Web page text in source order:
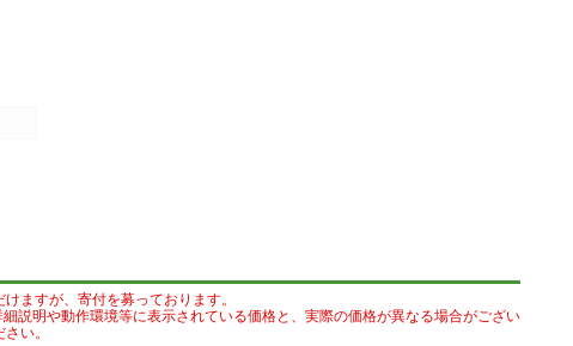
ますが、寄付を募っております。
説明や動作環境等に表示されている価格と、実際の価格が異なる場合がござい
い。